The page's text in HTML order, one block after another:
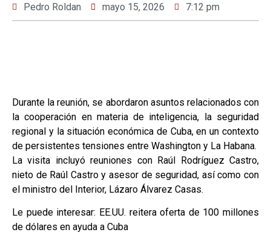
Pedro Roldan mayo 15, 2026 7:12 pm
Durante la reunión, se abordaron asuntos relacionados con
la cooperación en materia de inteligencia, la seguridad
regional y la situación económica de Cuba, en un contexto
de persistentes tensiones entre Washington y La Habana.
La visita incluyó reuniones con Raúl Rodríguez Castro,
nieto de Raúl Castro y asesor de seguridad, así como con
el ministro del Interior, Lázaro Álvarez Casas.
Le puede interesar: EE.UU. reitera oferta de 100 millones
de dólares en ayuda a Cuba